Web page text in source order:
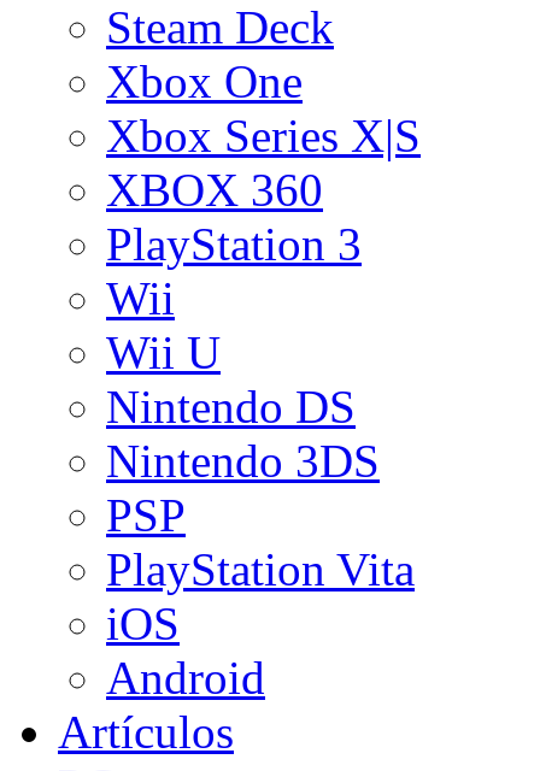
Steam Deck
Xbox One
Xbox Series X|S
XBOX 360
PlayStation 3
Wii
Wii U
Nintendo DS
Nintendo 3DS
PSP
PlayStation Vita
iOS
Android
Artículos